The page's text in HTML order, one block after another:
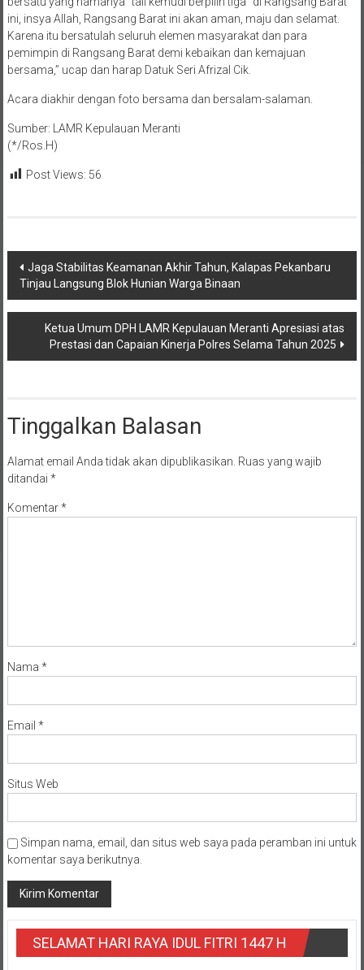
ini, insya Allah, Rangsang Barat ini akan aman, maju dan selamat.
Karena itu bersatulah seluruh elemen masyarakat dan para
pemimpin di Rangsang Barat demi kebaikan dan kemajuan
bersama,” ucap dan harap Datuk Seri Afrizal Cik.
Acara diakhir dengan foto bersama dan bersalam-salaman.
Sumber: LAMR Kepulauan Meranti
(*/Ros.H)
Post Views: 56
Navigasi
pos
Jaga Stabilitas Keamanan Akhir Tahun, Kalapas Pekanbaru
Tinjau Langsung Blok Hunian Warga Binaan
Ketua Umum DPH LAMR Kepulauan Meranti Apresiasi atas
Prestasi dan Capaian Kinerja Polres Selama Tahun 2025
Tinggalkan Balasan
Alamat email Anda tidak akan dipublikasikan. Ruas yang wajib
ditandai *
Komentar*
Nama *
Email *
Situs Web
Simpan nama, email, dan situs web saya pada peramban ini untuk
komentar saya berikutnya.
SELAMAT HARI RAYA IDUL FITRI 1447 H